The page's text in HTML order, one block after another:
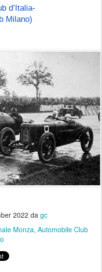
d’Italia-
Milano)
2022 da gc
Monza Automobile Club